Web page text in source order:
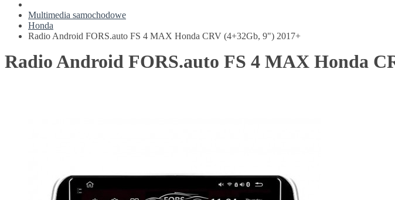
Multimedia samochodowe
Honda
Radio Android FORS.auto FS 4 MAX Honda CRV (4+32Gb, 9") 2017+
Radio Android FORS.auto FS 4 MAX Honda